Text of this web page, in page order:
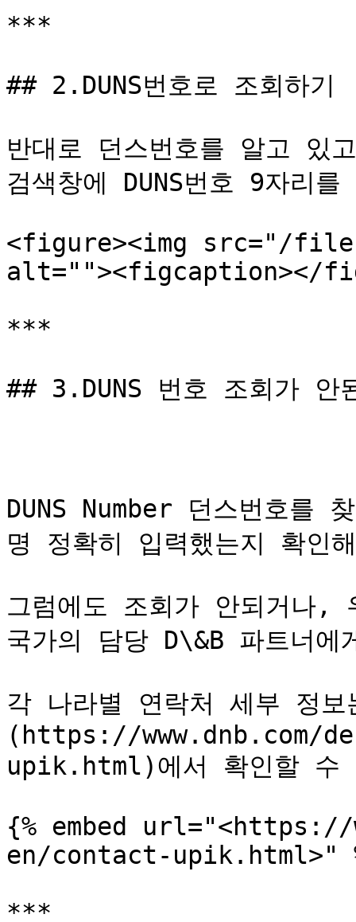
***
## 2.DUNS번호로 조회하기
반대로 던스번호를 알고 있
검색창에 DUNS번호 9자리
<figure><img src="/
alt=""><figcaption></
***
## 3.DUNS 번호 조회가 안
DUNS Number 던스번호를
명 정확히 입력했는지 확인
그럼에도 조회가 안되거나,
국가의 담당 D\&B 파트너
각 나라별 연락처 세부 정
(https://www.dnb.com/
upik.html)에서 확인할 수
{% embed url="<https://
en/contact-upik.html>"
***